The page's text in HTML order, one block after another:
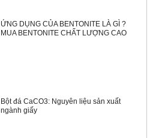
ỨNG DỤNG CỦA BENTONITE LÀ GÌ ?
MUA BENTONITE CHẤT LƯỢNG CAO
Bột đá CaCO3: Nguyên liệu sản xuất
ngành giấy